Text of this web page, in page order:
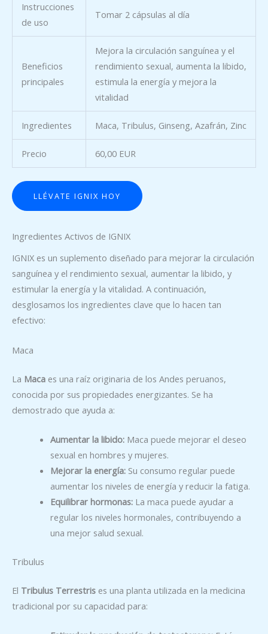
Instrucciones
de uso
Tomar 2 cápsulas al día
Beneficios
principales
Mejora la circulación sanguínea y el
rendimiento sexual, aumenta la libido,
estimula la energía y mejora la
vitalidad
Ingredientes Maca, Tribulus, Ginseng, Azafrán, Zinc
Precio 60,00 EUR
LLÉVATE IGNIX HOY
Ingredientes Activos de IGNIX
IGNIX es un suplemento diseñado para mejorar la circulación
sanguínea y el rendimiento sexual, aumentar la libido, y
estimular la energía y la vitalidad. A continuación,
desglosamos los ingredientes clave que lo hacen tan
efectivo:
Maca
La Maca es una raíz originaria de los Andes peruanos,
conocida por sus propiedades energizantes. Se ha
demostrado que ayuda a:
Aumentar la libido:Maca puede mejorar el deseo
sexual en hombres y mujeres.
Mejorar la energía:Su consumo regular puede
aumentar los niveles de energía y reducir la fatiga.
Equilibrar hormonas:La maca puede ayudar a
regular los niveles hormonales, contribuyendo a
una mejor salud sexual.
Tribulus
El Tribulus Terrestris es una planta utilizada en la medicina
tradicional por su capacidad para: